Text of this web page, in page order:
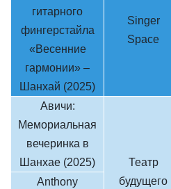
гитарного
фингерстайла
«Весенние
гармонии» –
Шанхай (2025)
Singer
Space
Авичи:
Мемориальная
вечеринка в
Шанхае (2025)
Театр
будущего
Anthony